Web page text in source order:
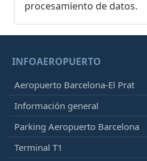
procesamiento de datos.
INFOAEROPUERTO
Aeropuerto Barcelona-El Prat
Información general
Parking Aeropuerto Barcelona
Terminal T1